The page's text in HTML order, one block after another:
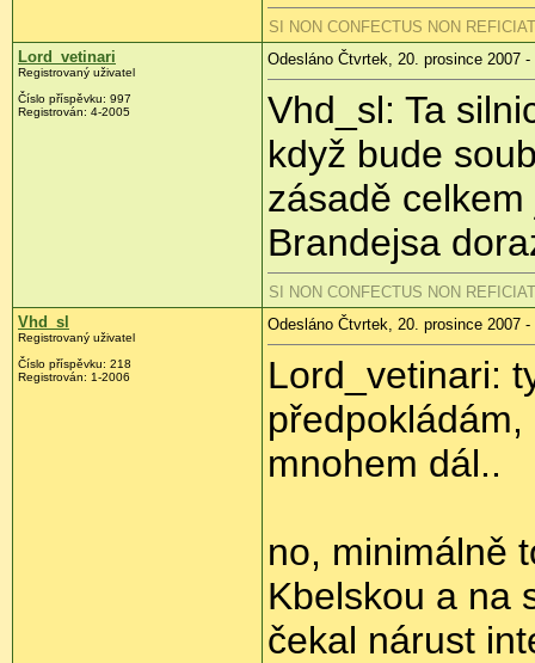
SI NON CONFECTUS NON REFICIAT
Lord_vetinari
Registrovaný uživatel
Číslo příspěvku: 997
Registrován: 4-2005
Odesláno Čtvrtek, 20. prosince 2007 -
Vhd_sl: Ta
když bude
zásadě
Brandejsa
SI NON CONFECTUS NON REFICIAT
Vhd_sl
Registrovaný uživatel
Číslo příspěvku: 218
Registrován: 1-2006
Odesláno Čtvrtek, 20. prosince 2007 -
Lord_vetinari:
mnohem dál..
no, minimálně
Kbelskou a na
čekal nárust